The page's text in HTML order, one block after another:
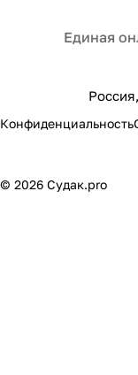
Единая
Конфиденциальность
© 2026 Судак.pro